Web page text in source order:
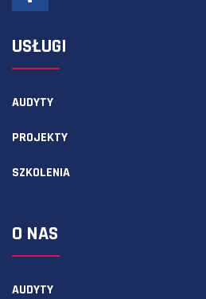
USŁUGI
AUDYTY
PROJEKTY
SZKOLENIA
O NAS
AUDYTY